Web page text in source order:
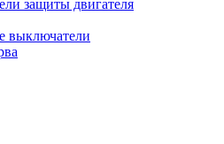
защиты двигателя
выключатели